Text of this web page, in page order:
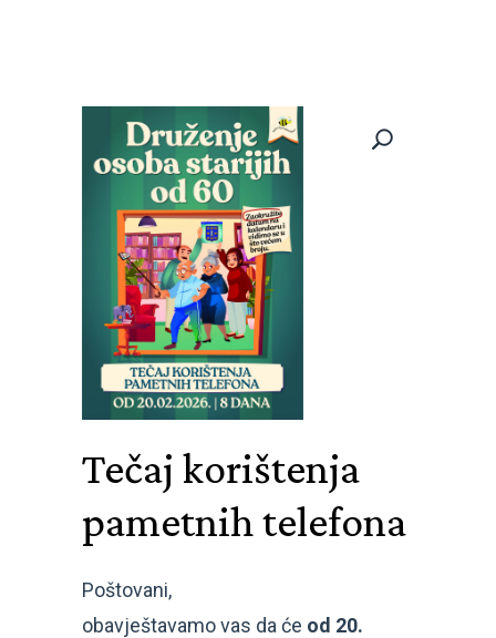
Tečaj korištenja
pametnih telefona
Poštovani,
obavještavamo vas da će od 20.